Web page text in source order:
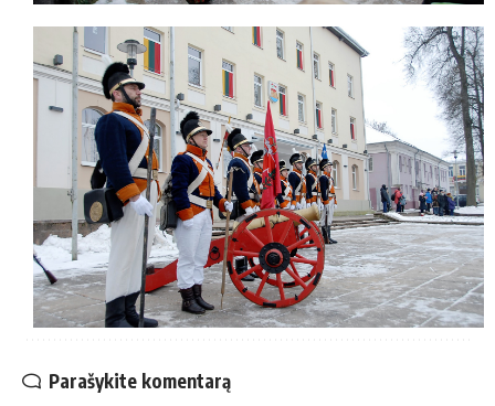
Parašykite komentarą